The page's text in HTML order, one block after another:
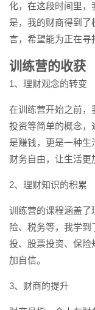
化，在这段时间里，
是，我的财商得到
言，希望能为正在寻
训练营的收获
1、理财观念的转变
在训练营开始之前，
投资等简单的概念，
是赚钱，更是一种
财务自由，让生活更
2、理财知识的积累
训练营的课程涵盖了
险、税务等，我学
投、股票投资、保险
加自信。
3、财商的提升